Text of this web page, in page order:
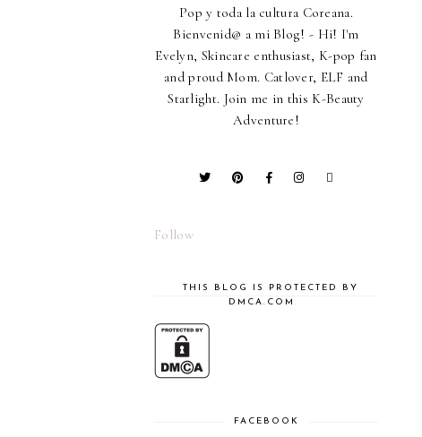
Pop y toda la cultura Coreana.
Bienvenid@ a mi Blog! - Hi! I'm
Evelyn, Skincare enthusiast, K-pop fan
and proud Mom. Catlover, ELF and
Starlight. Join me in this K-Beauty
Adventure!
Follow
THIS BLOG IS PROTECTED BY
DMCA.COM
FACEBOOK